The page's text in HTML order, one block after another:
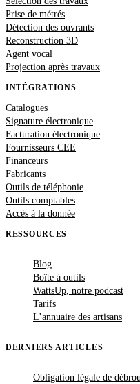
Prise de métrés
Détection des ouvrants
Reconstruction 3D
Agent vocal
Projection après travaux
INTÉGRATIONS
Catalogues
Signature électronique
Facturation électronique
Fournisseurs CEE
Financeurs
Fabricants
Outils de téléphonie
Outils comptables
Accès à la donnée
RESSOURCES
Blog
Boîte à outils
WattsUp, notre podcast
Tarifs
L’annuaire des artisans
DERNIERS ARTICLES
Obligation légale de